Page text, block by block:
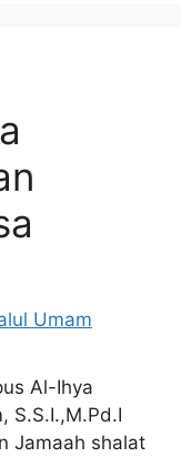
Umam
Al-Ihya
S.S.I.,M.Pd.I
Jamaah shalat